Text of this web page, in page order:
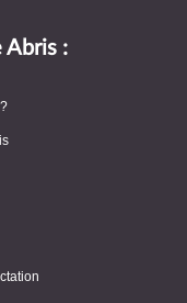
Abris :